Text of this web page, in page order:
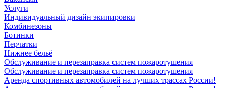
Услуги
Индивидуальный дизайн экипировки
Комбинезоны
Ботинки
Перчатки
Нижнее бельё
Обслуживание и перезаправка систем пожаротушения
Обслуживание и перезаправка систем пожаротушения
Аренда спортивных автомобилей на лучших трассах России!